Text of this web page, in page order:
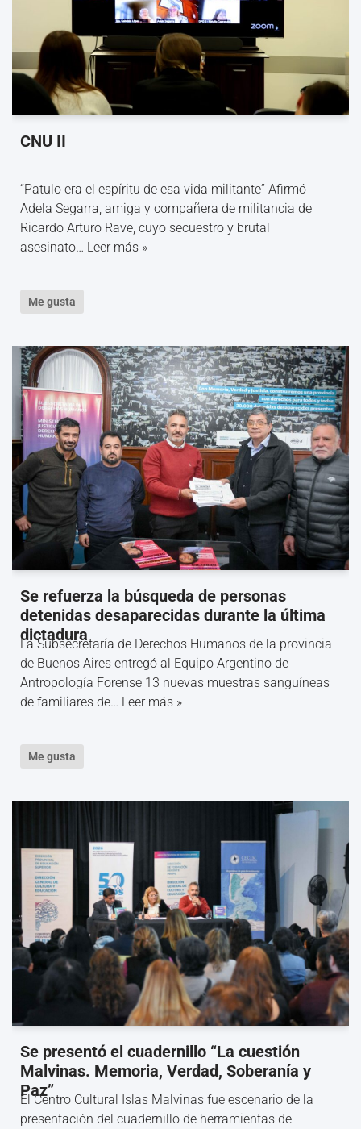
CNU II
“Patulo era el espíritu de esa vida militante” Afirmó
Adela Segarra, amiga y compañera de militancia de
Ricardo Arturo Rave, cuyo secuestro y brutal
asesinato… Leer más »
Me gusta
Se refuerza la búsqueda de personas
detenidas desaparecidas durante la última
dictadura
La Subsecretaría de Derechos Humanos de la provincia
de Buenos Aires entregó al Equipo Argentino de
Antropología Forense 13 nuevas muestras sanguíneas
de familiares de… Leer más »
Me gusta
Se presentó el cuadernillo “La cuestión
Malvinas. Memoria, Verdad, Soberanía y
Paz”
El Centro Cultural Islas Malvinas fue escenario de la
presentación del cuadernillo de herramientas de